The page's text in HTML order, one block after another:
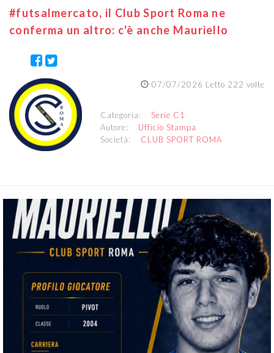
#futsalmercato, il Club Sport Roma ne
conferma un altro: c'è anche Mauriello
07/07/2026 Letto 222 volte
Categoria: Serie C1
Autore: Ufficio Stampa
Società: CLUB SPORT ROMA